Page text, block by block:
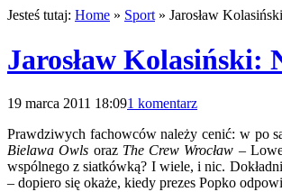
Jesteś tutaj: Home » Sport » Jarosław
Jarosław
19 marca 2011 18:091 komentarz
Prawdziwych fachowców należy cenić: w po
Bielawa Owls oraz The Crew Wrocław –
wspólnego z siatkówką? I wiele, i nic.
– dopiero się okaże, kiedy prezes Popko